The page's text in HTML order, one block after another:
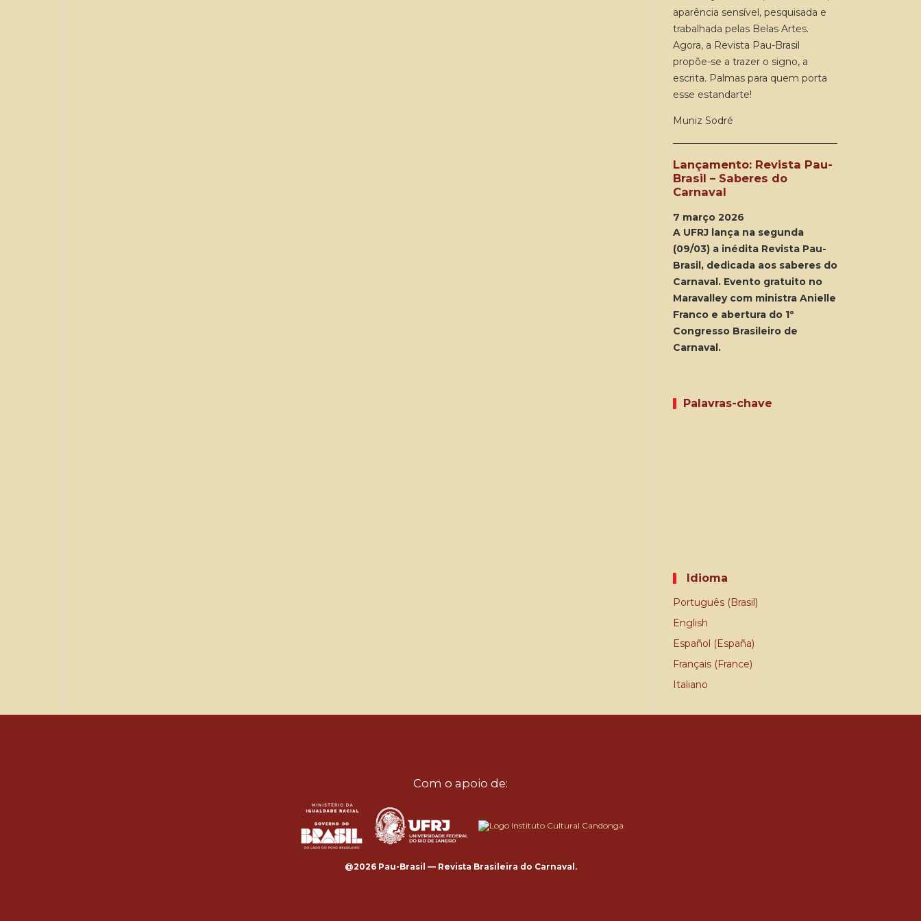
aparência sensível, pesquisada e
trabalhada pelas Belas Artes.
Agora, a Revista Pau-Brasil
propõe-se a trazer o signo, a
escrita. Palmas para quem porta
esse estandarte!
Muniz Sodré
Lançamento: Revista Pau-
Brasil – Saberes do
Carnaval
7 março 2026
A UFRJ lança na segunda
(09/03) a inédita Revista Pau-
Brasil, dedicada aos saberes do
Carnaval. Evento gratuito no
Maravalley com ministra Anielle
Franco e abertura do 1º
Congresso Brasileiro de
Carnaval.
Palavras-chave
Idioma
Português (Brasil)
English
Español (España)
Français (France)
Italiano
Com o apoio de:
@2026 Pau-Brasil — Revista Brasileira do Carnaval.